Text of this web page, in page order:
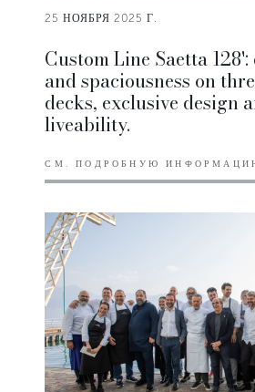
25 НОЯБРЯ 2025 Г.
Custom Line Saetta 128':
and spaciousness on
decks, exclusive design
liveability.
СМ. ПОДРОБНУЮ